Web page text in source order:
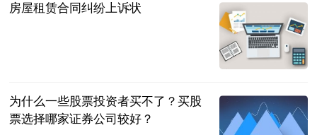
房屋租赁合同纠纷上诉状
为什么一些股票投资者买不了？买股
票选择哪家证券公司较好？